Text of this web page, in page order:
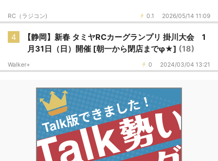
0.1 2026/05/14 11:09
RC（ラジコン)
4
【静岡】新春 タミヤRCカーグランプリ 掛川大会 1
月31日（日）開催 [朝一から閉店までφ★] (18)
0 2024/03/04 13:21
Walker+